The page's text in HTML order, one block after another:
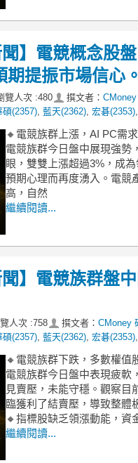
聞】電競概念股
提振市場信心。
覽人次 :480 撰文者：
碩(2357) 藍天(2362) 宏碁(2353)
🔸電競族群上漲，AI PC需
電競族群今日盤中展現強勢
眼，雙雙上漲超過3%，成
預期心理而再度湧入。電競
高，自然
繼續閱讀...
聞】電競族群盤
人次 :758 撰文者： CMoney
碩(2357) 藍天(2362) 宏碁(2353)
🔸電競族群下跌，多數權值
電競族群今日盤中表現疲軟
見賣壓，未能守穩。觀察目
臨獲利了結賣壓，導致整體
🔸指標股缺乏領漲動能，資
繼續閱讀...